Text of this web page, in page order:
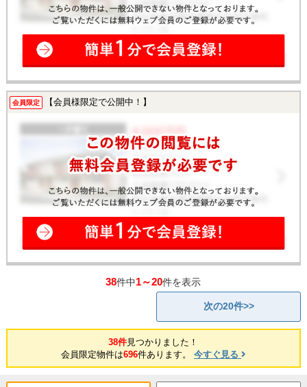
会員限定 【会員様限定で公開中！】
38件中1～20件を表示
次の20件>>
38件見つかりました！
会員限定物件は696件あります。 今すぐ見る